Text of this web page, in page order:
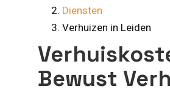
Diensten
Verhuizen in Leiden
Bewust